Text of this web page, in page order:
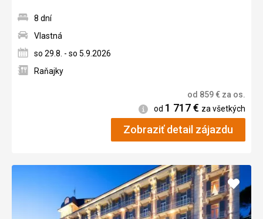
8 dní
Vlastná
so 29.8. - so 5.9.2026
Raňajky
od 859€ za os.
Informácie
od 1 717€ za všetkých
Zobraziť detail zájazdu
Pridať
do